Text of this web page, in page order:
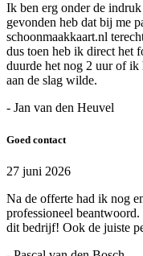
Ik ben erg onder de
gevonden heb dat bij me
schoonmaakkaart.nl
dus toen heb ik direct het
duurde het nog 2 uur of ik
aan de slag wilde.
- Jan van den Heuvel
Goed contact
27 juni 2026
Na de offerte had ik nog
professioneel
dit bedrijf! Ook de juiste